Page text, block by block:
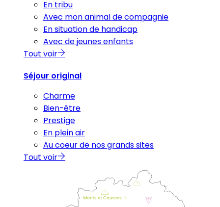
En tribu
Avec mon animal de compagnie
En situation de handicap
Avec de jeunes enfants
Tout voir
Séjour original
Charme
Bien-être
Prestige
En plein air
Au coeur de nos grands sites
Tout voir